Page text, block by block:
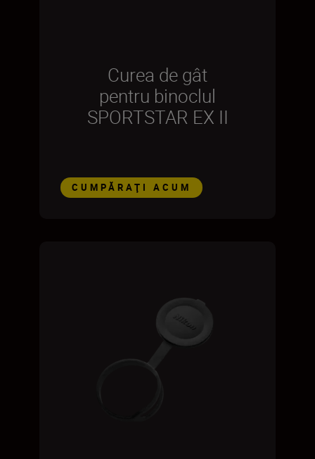
Curea de gât
pentru binoclul
SPORTSTAR EX II
CUMPĂRAŢI ACUM